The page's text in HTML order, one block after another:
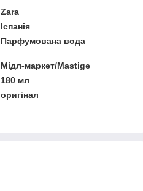
Zara
Іспанія
Парфумована вода
Мідл-маркет/Mastige
180 мл
оригінал